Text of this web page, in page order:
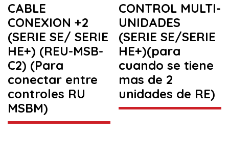
CABLE
CONEXION +2
(SERIE SE/ SERIE
HE+) (REU-MSB-
C2) (Para
conectar entre
controles RU
MSBM)
CONTROL MULTI-
UNIDADES
(SERIE SE/SERIE
HE+)(para
cuando se tiene
mas de 2
unidades de RE)